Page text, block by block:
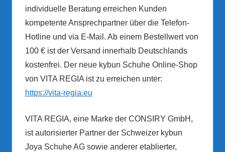
individuelle Beratung erreichen Kunden
kompetente Ansprechpartner über die Telefon-
Hotline und via E-Mail. Ab einem Bestellwert von
100 € ist der Versand innerhalb Deutschlands
kostenfrei. Der neue kybun Schuhe Online-Shop
von VITA REGIA ist zu erreichen unter:
https://vita-regia.eu
VITA REGIA, eine Marke der CONSIRY GmbH,
ist autorisierter Partner der Schweizer kybun
Joya Schuhe AG sowie anderer etablierter,